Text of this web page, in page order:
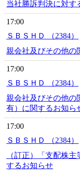
当社勝訴判決に対す
17:00
ＳＢＳＨＤ （2384）
親会社及びその他の
17:00
ＳＢＳＨＤ （2384）
親会社及びその他の
有）に関するお知ら
17:00
ＳＢＳＨＤ （2384）
（訂正）「支配株
するお知らせ